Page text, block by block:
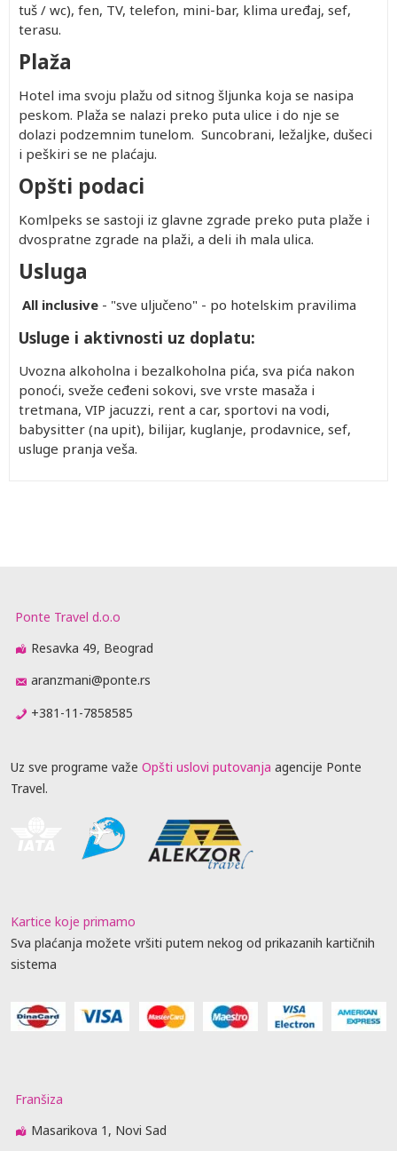
tuš / wc), fen, TV, telefon, mini-bar, klima uređaj, sef,
terasu.
Plaža
Hotel ima svoju plažu od sitnog šljunka koja se nasipa
peskom. Plaža se nalazi preko puta ulice i do nje se
dolazi podzemnim tunelom. Suncobrani, ležaljke, dušeci
i peškiri se ne plaćaju.
Opšti podaci
Komlpeks se sastoji iz glavne zgrade preko puta plaže i
dvospratne zgrade na plaži, a deli ih mala ulica.
Usluga
All inclusive - "sve uljučeno" - po hotelskim pravilima
Usluge i aktivnosti uz doplatu:
Uvozna alkoholna i bezalkoholna pića, sva pića nakon
ponoći, sveže ceđeni sokovi, sve vrste masaža i
tretmana, VIP jacuzzi, rent a car, sportovi na vodi,
babysitter (na upit), bilijar, kuglanje, prodavnice, sef,
usluge pranja veša.
Ponte Travel d.o.o
Resavka 49, Beograd
aranzmani@ponte.rs
+381-11-7858585
Uz sve programe važe Opšti uslovi putovanja agencije Ponte
Travel.
Kartice koje primamo
Sva plaćanja možete vršiti putem nekog od prikazanih kartičnih
sistema
Franšiza
Masarikova 1, Novi Sad